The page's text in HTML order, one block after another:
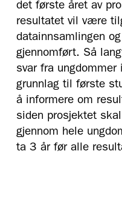
det første året av
resultatet vil være
datainnsamlingen
gjennomført. Så
svar fra
grunnlag til første
å informere om
siden prosjektet
gjennom hele
ta 3 år før alle